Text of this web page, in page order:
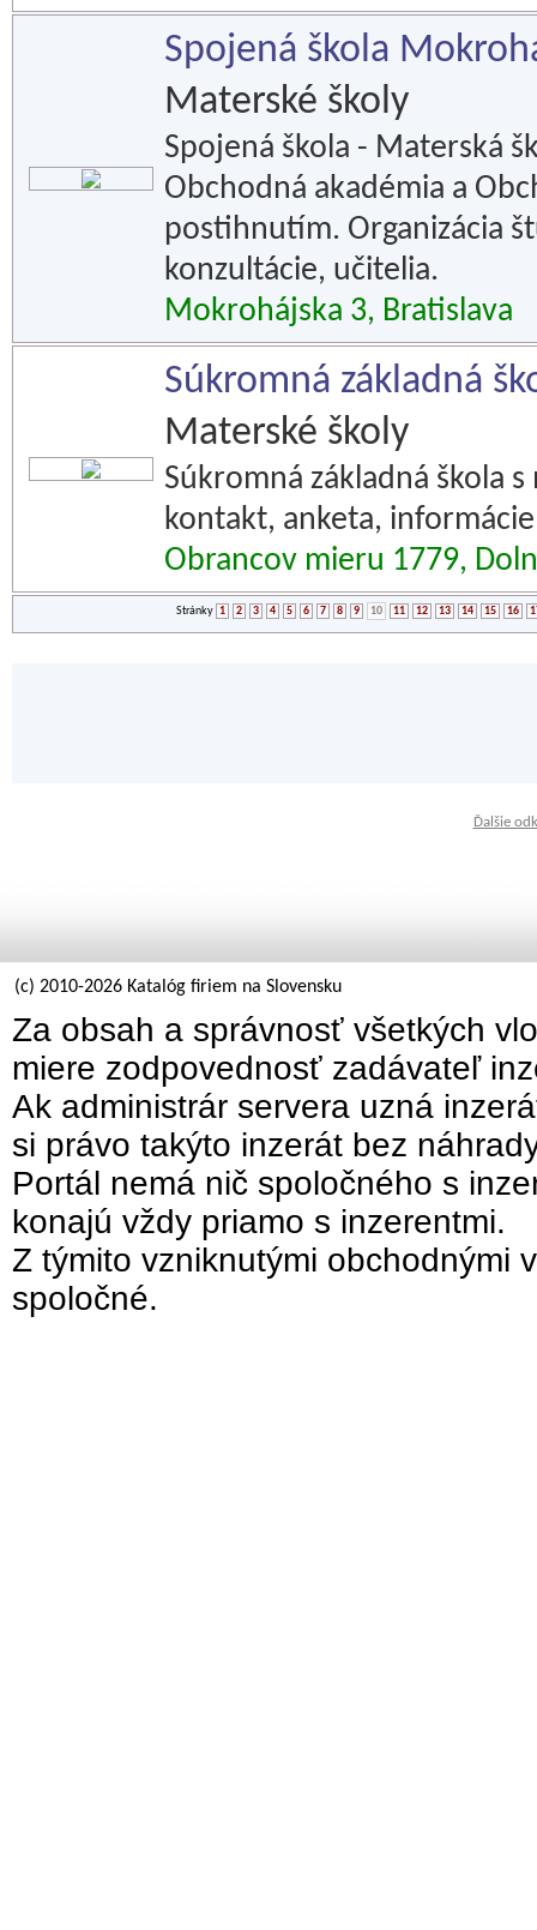
Spojená škola
Materské školy
Spojená škola - Materská
Obchodná akadémia a
postihnutím. Organizácia
konzultácie, učitelia.
Mokrohájska 3, Bratislava
Súkromná základná
Materské školy
Súkromná základná škola
kontakt, anketa,
Obrancov mieru 1779,
Stránky 1 2 3 4 5 6 7 8 9 10 11 12 13 14 15 16
Ďalšie
(c) 2010-2026 Katalóg firiem na Slovensku
Za obsah a správnosť všetkých
miere zodpovednosť zadávateľ
Ak administrár servera uzná
si právo takýto inzerát bez
Portál nemá nič spoločného s
konajú vždy priamo s inzerentmi.
Z týmito vzniknutými obchodnými
spoločné.